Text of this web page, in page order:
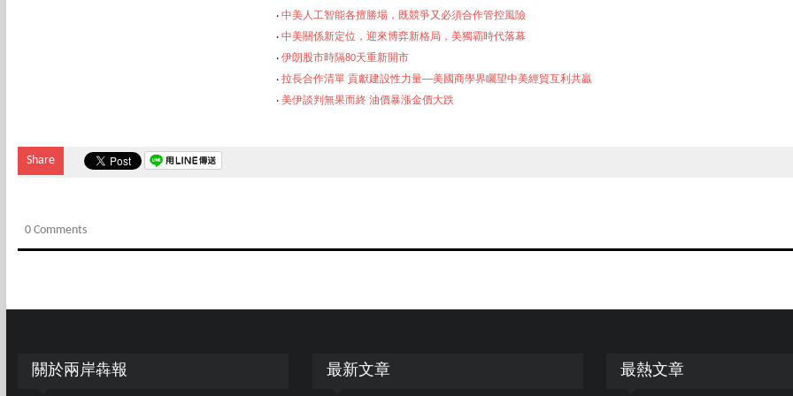
‧ 中美人工智能各擅勝場，既競爭又必須合作管控風險
‧ 中美關係新定位，迎來博弈新格局，美獨霸時代落幕
‧ 伊朗股市時隔80天重新開市
‧ 拉長合作清單 貢獻建設性力量──美國商學界矚望中美經貿互利共贏
‧ 美伊談判無果而終 油價暴漲金價大跌
Share
0 Comments
關於兩岸犇報 最新文章 最熱文章